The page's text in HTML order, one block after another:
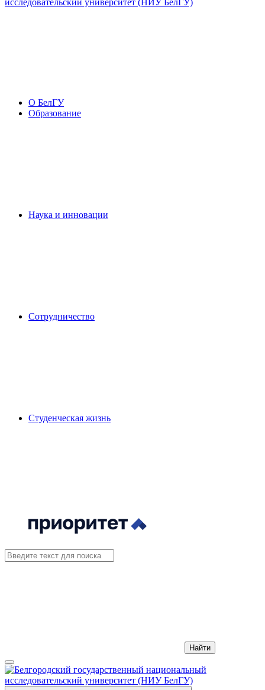
О БелГУ
Образование
Наука и инновации
Сотрудничество
Студенческая жизнь
Найти